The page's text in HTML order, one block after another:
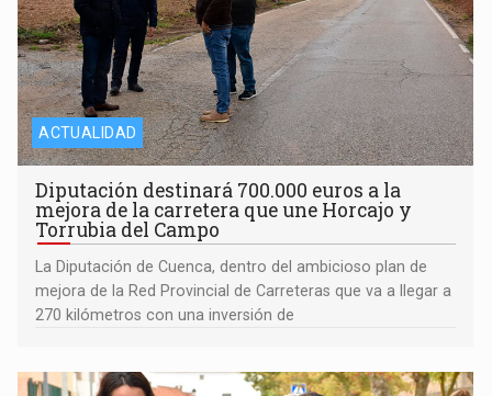
ACTUALIDAD
Diputación destinará 700.000 euros a la
mejora de la carretera que une Horcajo y
Torrubia del Campo
La Diputación de Cuenca, dentro del ambicioso plan de
mejora de la Red Provincial de Carreteras que va a llegar a
270 kilómetros con una inversión de